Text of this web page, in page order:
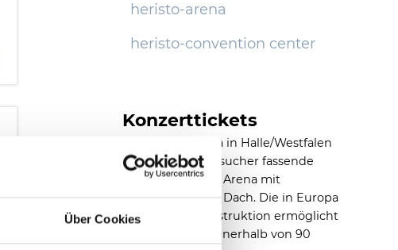
Über Cookies
heristo-arena
heristo-convention center
Konzerttickets
Die heristo-arena in Halle/Westfalen
ist eine 11.500 Besucher fassende
multifunktionale Arena mit
verschließbarem Dach. Die in Europa
einzigartige Konstruktion ermöglicht
es, das Stadion innerhalb von 90